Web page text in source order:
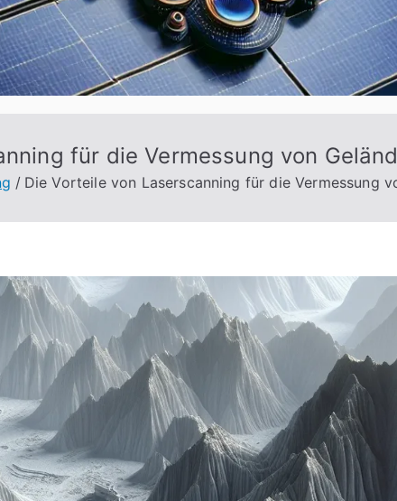
für die Vermessung von
Die Vorteile von Laserscanning für die Vermessung